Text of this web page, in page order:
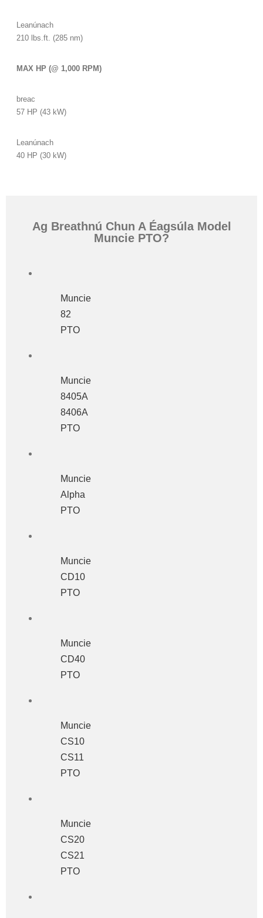
Leanúnach
210 lbs.ft. (285 nm)
MAX HP (@ 1,000 RPM)
breac
57 HP (43 kW)
Leanúnach
40 HP (30 kW)
Ag Breathnú Chun A Éagsúla Model
Muncie PTO?
Muncie
82
PTO
Muncie
8405A
8406A
PTO
Muncie
Alpha
PTO
Muncie
CD10
PTO
Muncie
CD40
PTO
Muncie
CS10
CS11
PTO
Muncie
CS20
CS21
PTO